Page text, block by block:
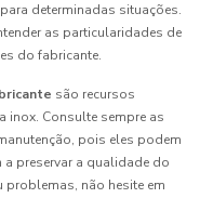
determinadas situações.
as particularidades de
do fabricante.
são recursos
inox. Consulte sempre as
pois eles podem
preservar a qualidade do
não hesite em